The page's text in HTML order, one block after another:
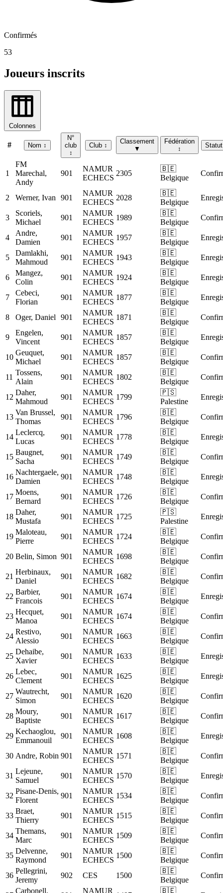
Confirmés
53
Joueurs inscrits
Colonnes
# Nom ↕
N°
club
↕
Club ↕
Classement
▼
Fédération
↕
Statut
1
FM
Marechal,
Andy
901
NAMUR
ECHECS
2305
🇧🇪
Belgique
2 Werner, Ivan 901
NAMUR
ECHECS
2028
🇧🇪
Belgique
3
Scoriels,
Michael
901
NAMUR
ECHECS
1989
🇧🇪
Belgique
4
Andre,
Damien
901
NAMUR
ECHECS
1957
🇧🇪
Belgique
5
Damlakhi,
Mahmoud
901
NAMUR
ECHECS
1943
🇧🇪
Belgique
6
Mangez,
Colin
901
NAMUR
ECHECS
1924
🇧🇪
Belgique
7
Cebeci,
Florian
901
NAMUR
ECHECS
1877
🇧🇪
Belgique
8 Oger, Daniel 901
NAMUR
ECHECS
1871
🇧🇪
Belgique
9
Engelen,
Vincent
901
NAMUR
ECHECS
1857
🇧🇪
Belgique
10
Geuquet,
Michael
901
NAMUR
ECHECS
1857
🇧🇪
Belgique
11
Tossens,
Alain
901
NAMUR
ECHECS
1802
🇧🇪
Belgique
12
Daher,
Mahmoud
901
NAMUR
ECHECS
1799
🇵🇸
Palestine
13
Van Brussel,
Thomas
901
NAMUR
ECHECS
1796
🇧🇪
Belgique
14
Leclercq,
Lucas
901
NAMUR
ECHECS
1778
🇧🇪
Belgique
15
Baugnet,
Sacha
901
NAMUR
ECHECS
1749
🇧🇪
Belgique
16
Nachtergaele,
Damien
901
NAMUR
ECHECS
1748
🇧🇪
Belgique
17
Moens,
Bernard
901
NAMUR
ECHECS
1726
🇧🇪
Belgique
18
Daher,
Mustafa
901
NAMUR
ECHECS
1725
🇵🇸
Palestine
19
Maloteau,
Pierre
901
NAMUR
ECHECS
1724
🇧🇪
Belgique
20 Belin, Simon 901
NAMUR
ECHECS
1698
🇧🇪
Belgique
21
Herbinaux,
Daniel
901
NAMUR
ECHECS
1682
🇧🇪
Belgique
22
Barbier,
Francois
901
NAMUR
ECHECS
1674
🇧🇪
Belgique
23
Hecquet,
Manoa
901
NAMUR
ECHECS
1674
🇧🇪
Belgique
24
Restivo,
Alessio
901
NAMUR
ECHECS
1663
🇧🇪
Belgique
25
Dehaibe,
Xavier
901
NAMUR
ECHECS
1633
🇧🇪
Belgique
26
Lebec,
Clement
901
NAMUR
ECHECS
1625
🇧🇪
Belgique
27
Wautrecht,
Simon
901
NAMUR
ECHECS
1620
🇧🇪
Belgique
28
Moury,
Baptiste
901
NAMUR
ECHECS
1617
🇧🇪
Belgique
29
Kechaoglou,
Emmanouil
901
NAMUR
ECHECS
1608
🇧🇪
Belgique
30 Andre, Robin 901
NAMUR
ECHECS
1571
🇧🇪
Belgique
31
Lejeune,
Samuel
901
NAMUR
ECHECS
1570
🇧🇪
Belgique
32
Pisane-Denis,
Florent
901
NAMUR
ECHECS
1534
🇧🇪
Belgique
33
Braet,
Thierry
901
NAMUR
ECHECS
1515
🇧🇪
Belgique
34
Themans,
Marc
901
NAMUR
ECHECS
1509
🇧🇪
Belgique
35
Delvenne,
Raymond
901
NAMUR
ECHECS
1500
🇧🇪
Belgique
36
Pellegrini,
Jeremy
902 CES 1500
🇧🇪
Belgique
Carbonell, NAMUR 🇧🇪